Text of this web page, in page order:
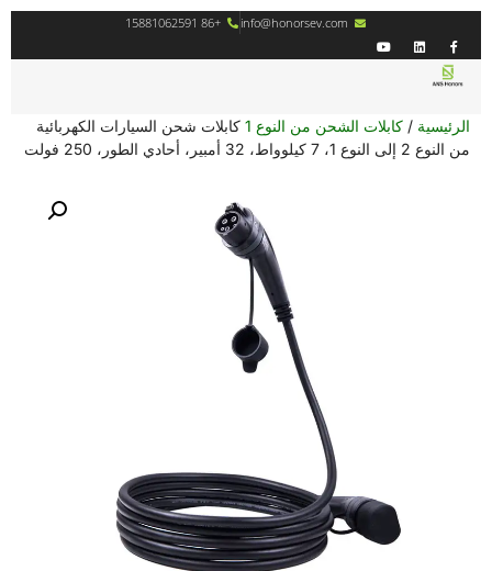
info@honorsev.com
+86 15881062591
كابلات الشحن من النوع 1 كابلات شحن السيارات الكهربائية